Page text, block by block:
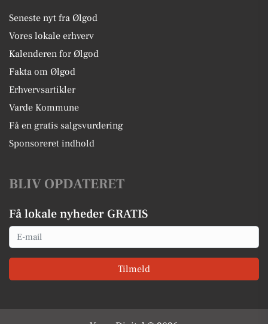
Seneste nyt fra Ølgod
Vores lokale erhverv
Kalenderen for Ølgod
Fakta om Ølgod
Erhvervsartikler
Varde Kommune
Få en gratis salgsvurdering
Sponsoreret indhold
BLIV OPDATERET
Få lokale nyheder GRATIS
Email
Tilmeld